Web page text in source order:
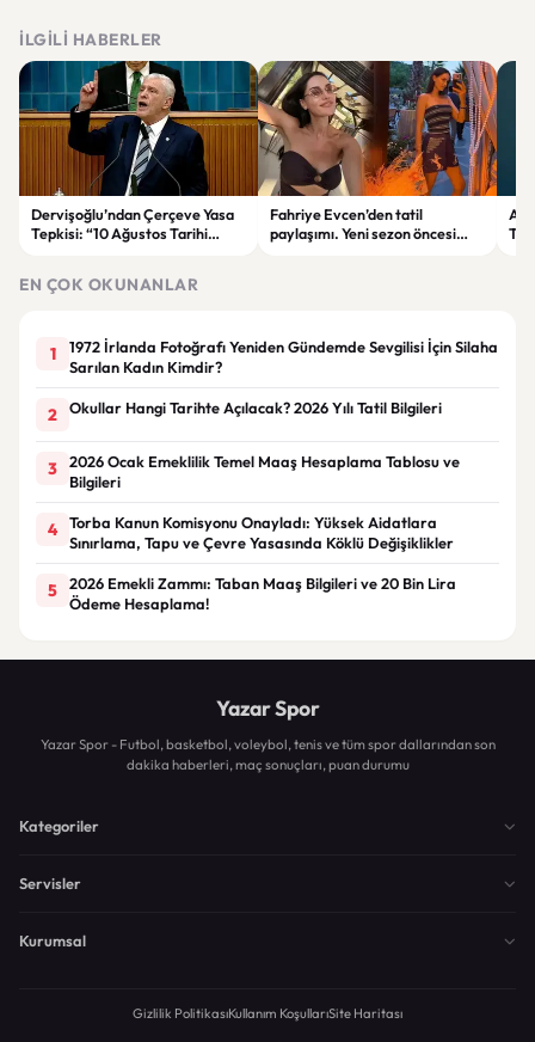
İLGILI HABERLER
Dervişoğlu’ndan Çerçeve Yasa
Tepkisi: “10 Ağustos Tarihi
Fahriye Evcen’den tatil
paylaşımı. Yeni sezon öncesi
EN ÇOK OKUNANLAR
1
1972 İrlanda Fotoğrafı Yeniden Gündemde Sevgilisi İçin Silaha
Sarılan Kadın Kimdir?
2 Okullar Hangi Tarihte Açılacak? 2026 Yılı Tatil Bilgileri
3
2026 Ocak Emeklilik Temel Maaş Hesaplama Tablosu ve
Bilgileri
4
Torba Kanun Komisyonu Onayladı: Yüksek Aidatlara
Sınırlama, Tapu ve Çevre Yasasında Köklü Değişiklikler
5
2026 Emekli Zammı: Taban Maaş Bilgileri ve 20 Bin Lira
Ödeme Hesaplama!
Yazar Spor
Yazar Spor - Futbol, basketbol, voleybol, tenis ve tüm spor dallarından son
dakika haberleri, maç sonuçları, puan durumu
Kategoriler
Servisler
Kurumsal
Gizlilik PolitikasıKullanım KoşullarıSite Haritası